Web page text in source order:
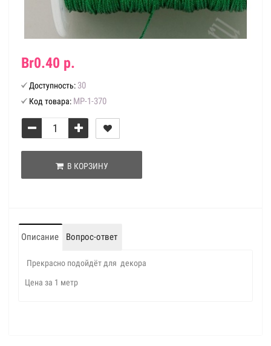
Br0.40 р.
Доступность: 30
Код товара: МР-1-370
В КОРЗИНУ
Описание Вопрос-ответ
Прекрасно подойдёт для декора
Цена за 1 метр